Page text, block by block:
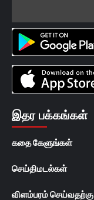
இதர பக்கங்கள்
கதை கேளுங்கள்
செய்திமடல்கள்
விளம்பரம் செய்வதற்கு